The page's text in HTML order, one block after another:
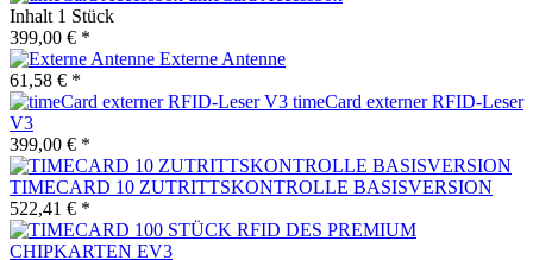
Inhalt 1 Stück
399,00 € *
Externe Antenne
61,58 € *
timeCard externer RFID-Leser
V3
399,00 € *
TIMECARD 10 ZUTRITTSKONTROLLE BASISVERSION
522,41 € *